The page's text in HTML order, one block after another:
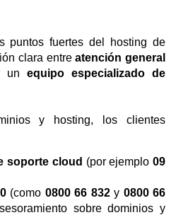
puntos fuertes del hosting de
clara entreatención general
un equipo especializado de
y hosting, los clientes
soporte cloud (por ejemplo 09
(como 0800 66 832y 0800 66
sobre dominios y